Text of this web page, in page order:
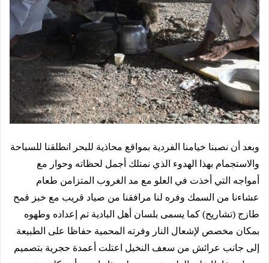
وبعد أن نصبنا خيامنا الفردية بمواقع محاذية للبحر انطلقنا للسباحة
والاستجمام بهذا الهدوء الذي نمتلك أجمل لحظاته وحوار مع
أمواجه التي أخذت في العلو مع مد الغروب المتزامن طعام
عشاءنا من السمك وفره لنا مرافقنا من صياد قريب مع خبز قمح
طازج (تشاريح) كما يسمى بلسان أهل البادية تم إعداده وطهوه
بمكان مخصص لإشعال النار وفرته المحمية حفاظا على الطبيعة
إلى جانب عرائش من سعف النخيل اعتلت أعمدة حجرية بتصميم